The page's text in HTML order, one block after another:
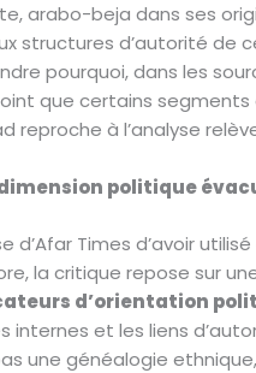
arabo-beja dans ses
structures d’autorité de
pourquoi, dans les
que certains segments
reproche à l’analyse
politique
d’Afar Times d’avoir
la critique repose sur
d’orientation
et les liens
une généalogie